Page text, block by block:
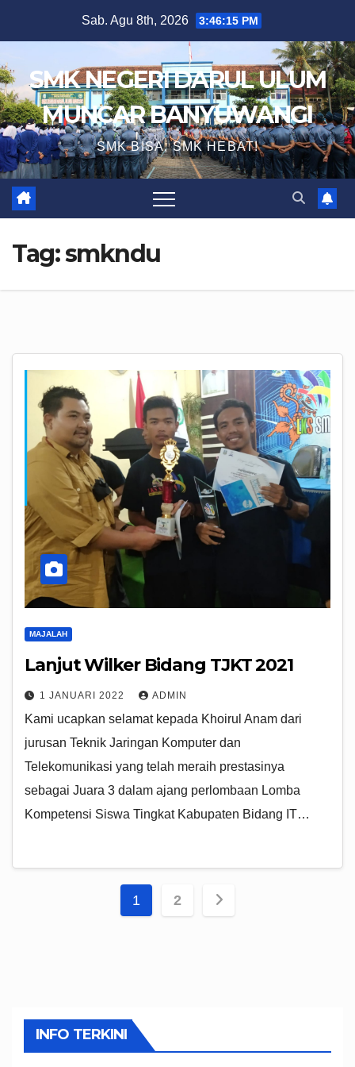
Sab. Agu 8th, 2026 3:46:16 PM
SMK NEGERI DARUL ULUM
MUNCAR BANYUWANGI
SMK BISA, SMK HEBAT!
Tag:smkndu
MAJALAH
Lanjut Wilker Bidang TJKT 2021
1 JANUARI 2022 ADMIN
Kami ucapkan selamat kepada Khoirul Anam dari
jurusan Teknik Jaringan Komputer dan
Telekomunikasi yang telah meraih prestasinya
sebagai Juara 3 dalam ajang perlombaan Lomba
Kompetensi Siswa Tingkat Kabupaten Bidang IT…
Paginasi
1 2
INFO TERKINI